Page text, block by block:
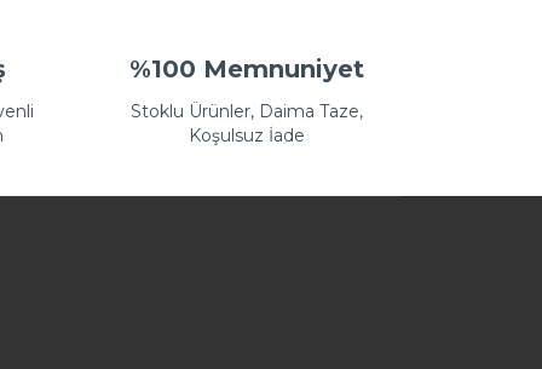
%100 Memnuniyet
Stoklu Ürünler, Daima Taze,
Koşulsuz İade